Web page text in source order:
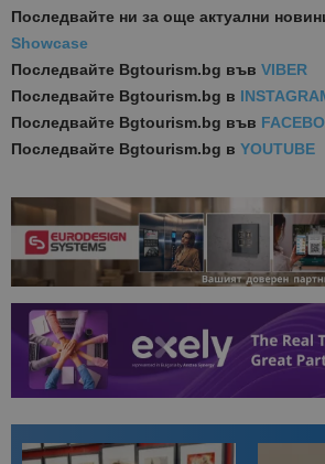
Последвайте ни за още актуални
Showcase
Последвайте Bgtourism.bg във VIBER
Последвайте Bgtourism.bg в
Последвайте Bgtourism.bg във
Последвайте Bgtourism.bg в YOUTUBE